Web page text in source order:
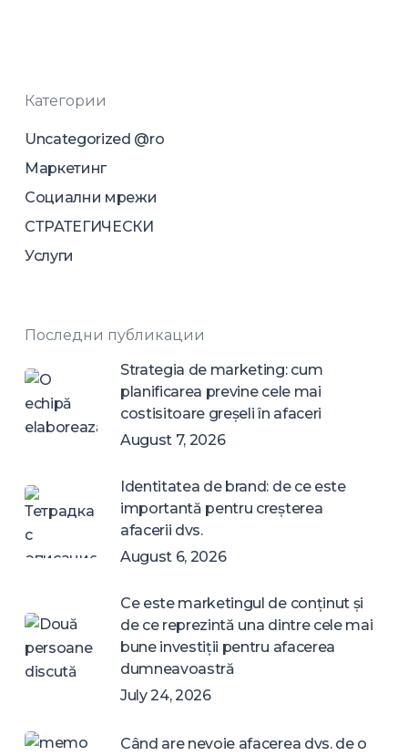
Категории
Uncategorized @ro
Маркетинг
Социални мрежи
СТРАТЕГИЧЕСКИ
Услуги
Последни публикации
Strategia de marketing: cum
planificarea previne cele mai
costisitoare greșeli în afaceri
August 7, 2026
Identitatea de brand: de ce este
importantă pentru creșterea
afacerii dvs.
August 6, 2026
Ce este marketingul de conținut și
de ce reprezintă una dintre cele mai
bune investiții pentru afacerea
dumneavoastră
July 24, 2026
Când are nevoie afacerea dvs. de o